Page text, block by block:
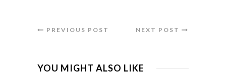
PREVIOUS POST NEXT POST
YOU MIGHT ALSO LIKE